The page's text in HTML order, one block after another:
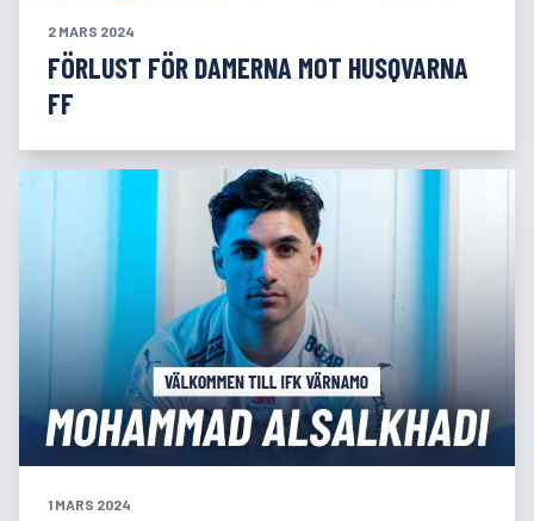
2 MARS 2024
FÖRLUST FÖR DAMERNA MOT HUSQVARNA
FF
1 MARS 2024